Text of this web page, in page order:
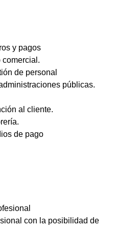
y pagos
comercial.
de personal
públicas.
al cliente.
de pago
con la posibilidad de